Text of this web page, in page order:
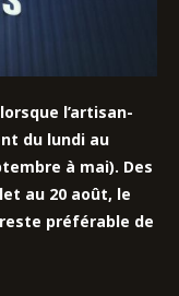
l’artisan-
du lundi au
à mai). Des
au 20 août, le
préférable de